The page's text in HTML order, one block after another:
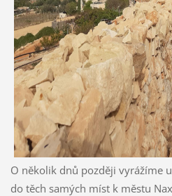
O několik dnů později vyrážíme
do těch samých míst k městu